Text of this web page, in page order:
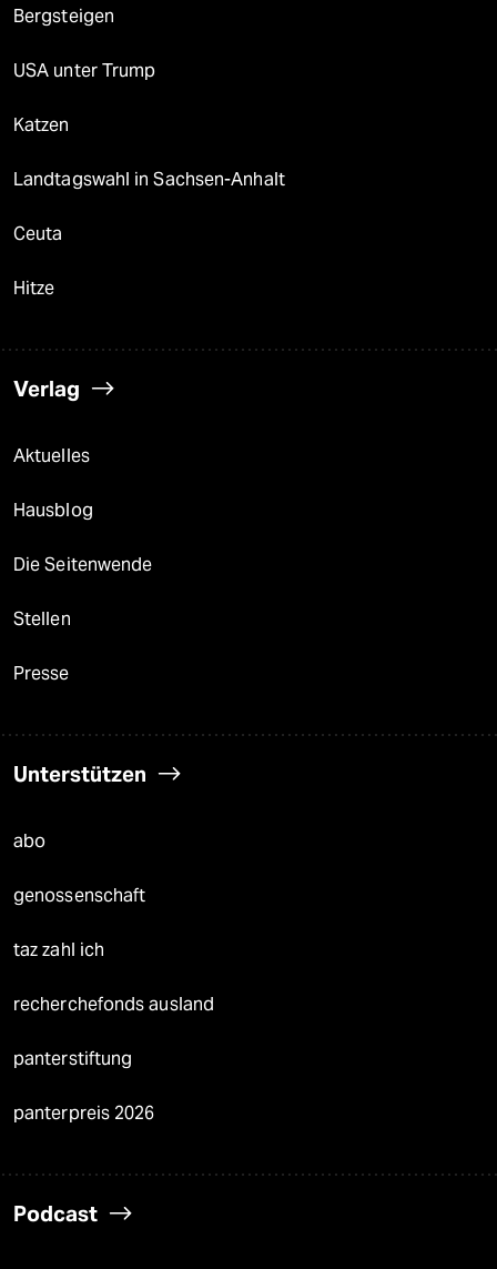
Bergsteigen
USA unter Trump
Katzen
Landtagswahl in Sachsen-Anhalt
Ceuta
Hitze
Verlag
Aktuelles
Hausblog
Die Seitenwende
Stellen
Presse
Unterstützen
abo
genossenschaft
taz zahl ich
recherchefonds ausland
panterstiftung
panterpreis 2026
Podcast